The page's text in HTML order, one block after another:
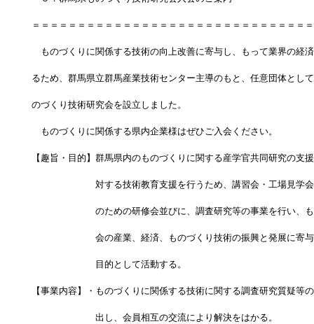
＝＝＝＝＝＝＝＝＝＝＝＝＝＝＝＝＝＝＝＝＝＝＝＝＝＝＝＝＝＝
ものづくりに関係する技術の向上改善に寄与し、もって業界の経
るため、群馬県立群馬産業技術センター主導のもと、任意団体とし
のづくり技術研究会を設立しました。
ものづくりに関係する県内企業様はぜひご入会ください。
【趣旨・目的】群馬県内のものづくりに関する産学官共同研究の
対する技術教育支援を行うため、講習会・工場見学会
のための研修会並びに、調査研究等の事業を行い、も
会の産業、経済、ものづくり技術の振興と発展に寄与
目的として活動する。
【事業内容】・ものづくりに関係する技術に関する調査研究質疑等
出し、会員相互の交流により解決をはかる。